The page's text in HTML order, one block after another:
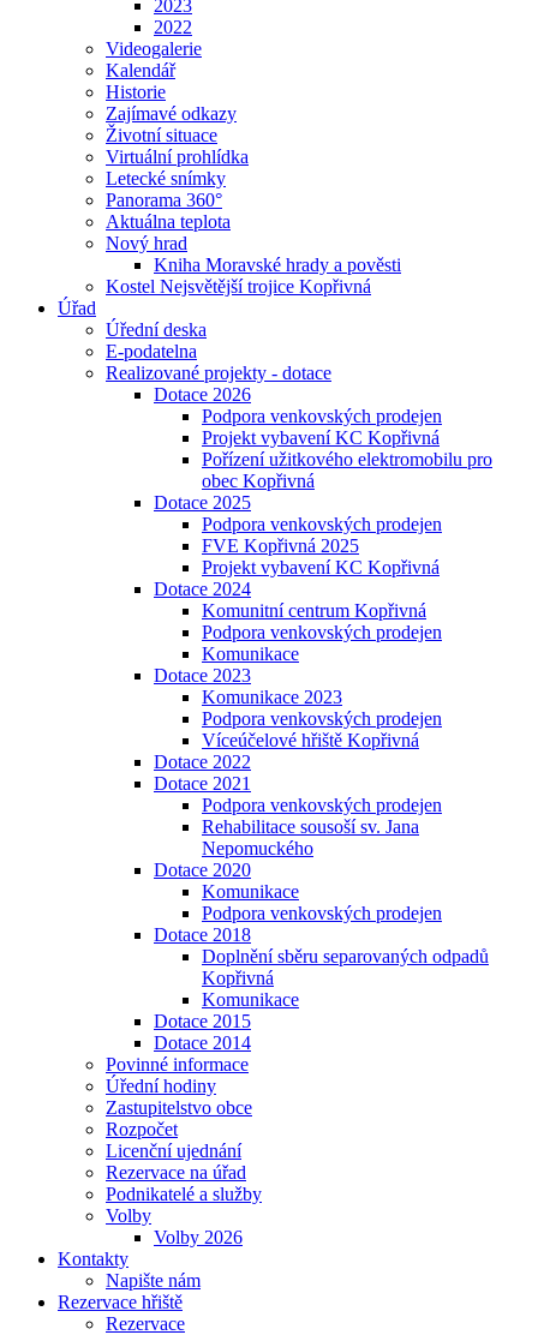
2023
2022
Videogalerie
Kalendář
Historie
Zajímavé odkazy
Životní situace
Virtuální prohlídka
Letecké snímky
Panorama 360°
Aktuálna teplota
Nový hrad
Kniha Moravské hrady a pověsti
Kostel Nejsvětější trojice Kopřivná
Úřad
Úřední deska
E-podatelna
Realizované projekty - dotace
Dotace 2026
Podpora venkovských prodejen
Projekt vybavení KC Kopřivná
Pořízení užitkového elektromobilu pro
obec Kopřivná
Dotace 2025
Podpora venkovských prodejen
FVE Kopřivná 2025
Projekt vybavení KC Kopřivná
Dotace 2024
Komunitní centrum Kopřivná
Podpora venkovských prodejen
Komunikace
Dotace 2023
Komunikace 2023
Podpora venkovských prodejen
Víceúčelové hřiště Kopřivná
Dotace 2022
Dotace 2021
Podpora venkovských prodejen
Rehabilitace sousoší sv. Jana
Nepomuckého
Dotace 2020
Komunikace
Podpora venkovských prodejen
Dotace 2018
Doplnění sběru separovaných odpadů
Kopřivná
Komunikace
Dotace 2015
Dotace 2014
Povinné informace
Úřední hodiny
Zastupitelstvo obce
Rozpočet
Licenční ujednání
Rezervace na úřad
Podnikatelé a služby
Volby
Volby 2026
Kontakty
Napište nám
Rezervace hřiště
Rezervace